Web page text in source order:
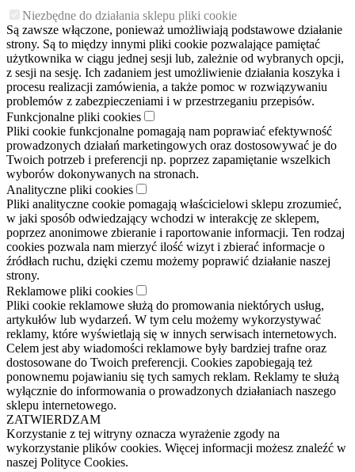
Niezbędne do działania sklepu pliki cookie
Są zawsze włączone, ponieważ umożliwiają podstawowe działanie
strony. Są to między innymi pliki cookie pozwalające pamiętać
użytkownika w ciągu jednej sesji lub, zależnie od wybranych opcji,
z sesji na sesję. Ich zadaniem jest umożliwienie działania koszyka i
procesu realizacji zamówienia, a także pomoc w rozwiązywaniu
problemów z zabezpieczeniami i w przestrzeganiu przepisów.
Funkcjonalne pliki cookies
Pliki cookie funkcjonalne pomagają nam poprawiać efektywność
prowadzonych działań marketingowych oraz dostosowywać je do
Twoich potrzeb i preferencji np. poprzez zapamiętanie wszelkich
wyborów dokonywanych na stronach.
Analityczne pliki cookies
Pliki analityczne cookie pomagają właścicielowi sklepu zrozumieć,
w jaki sposób odwiedzający wchodzi w interakcję ze sklepem,
poprzez anonimowe zbieranie i raportowanie informacji. Ten rodzaj
cookies pozwala nam mierzyć ilość wizyt i zbierać informacje o
źródłach ruchu, dzięki czemu możemy poprawić działanie naszej
strony.
Reklamowe pliki cookies
Pliki cookie reklamowe służą do promowania niektórych usług,
artykułów lub wydarzeń. W tym celu możemy wykorzystywać
reklamy, które wyświetlają się w innych serwisach internetowych.
Celem jest aby wiadomości reklamowe były bardziej trafne oraz
dostosowane do Twoich preferencji. Cookies zapobiegają też
ponownemu pojawianiu się tych samych reklam. Reklamy te służą
wyłącznie do informowania o prowadzonych działaniach naszego
sklepu internetowego.
ZATWIERDZAM
Korzystanie z tej witryny oznacza wyrażenie zgody na
wykorzystanie plików cookies. Więcej informacji możesz znaleźć w
naszej Polityce Cookies.